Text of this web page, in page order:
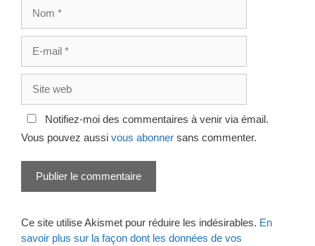
mail
web
Notifiez-moi des commentaires à venir via émail.
Vous pouvez aussi vous abonner sans commenter.
Ce site utilise Akismet pour réduire les indésirables. En
savoir plus sur la façon dont les données de vos